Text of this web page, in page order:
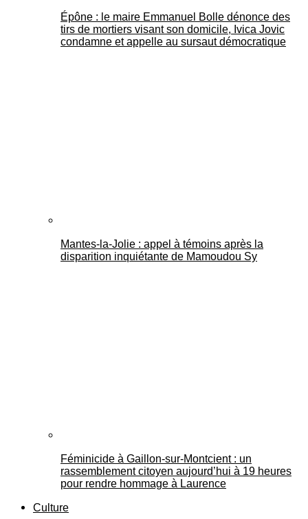
Épône : le maire Emmanuel Bolle dénonce des
tirs de mortiers visant son domicile, Ivica Jovic
condamne et appelle au sursaut démocratique
Mantes-la-Jolie : appel à témoins après la
disparition inquiétante de Mamoudou Sy
Féminicide à Gaillon‑sur‑Montcient : un
rassemblement citoyen aujourd’hui à 19 heures
pour rendre hommage à Laurence
Culture